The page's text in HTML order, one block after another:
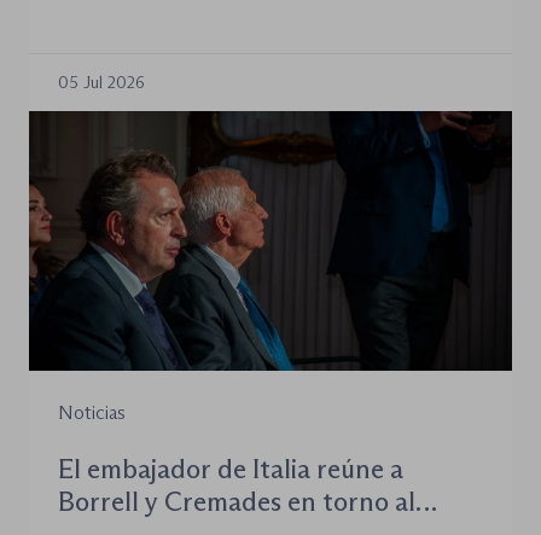
05 Jul 2026
Noticias
El embajador de Italia reúne a
Borrell y Cremades en torno al